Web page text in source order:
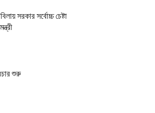
সরকার সর্বোচ্চ চেষ্টা
শুরু